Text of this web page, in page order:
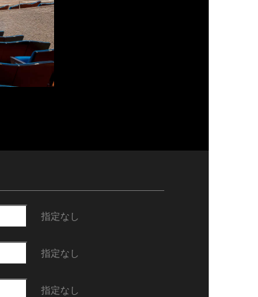
指定なし
指定なし
指定なし